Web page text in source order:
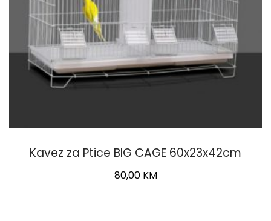
Kavez za Ptice BIG CAGE 60x23x42cm
80,00 KM